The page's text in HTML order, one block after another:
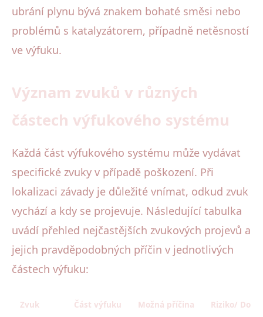
ubrání plynu bývá znakem bohaté směsi nebo
problémů s katalyzátorem, případně netěsností
ve výfuku.
Význam zvuků v různých
částech výfukového systému
Každá část výfukového systému může vydávat
specifické zvuky v případě poškození. Při
lokalizaci závady je důležité vnímat, odkud zvuk
vychází a kdy se projevuje. Následující tabulka
uvádí přehled nejčastějších zvukových projevů a
jejich pravděpodobných příčin v jednotlivých
částech výfuku:
Zvuk Část výfuku Možná příčina Riziko/